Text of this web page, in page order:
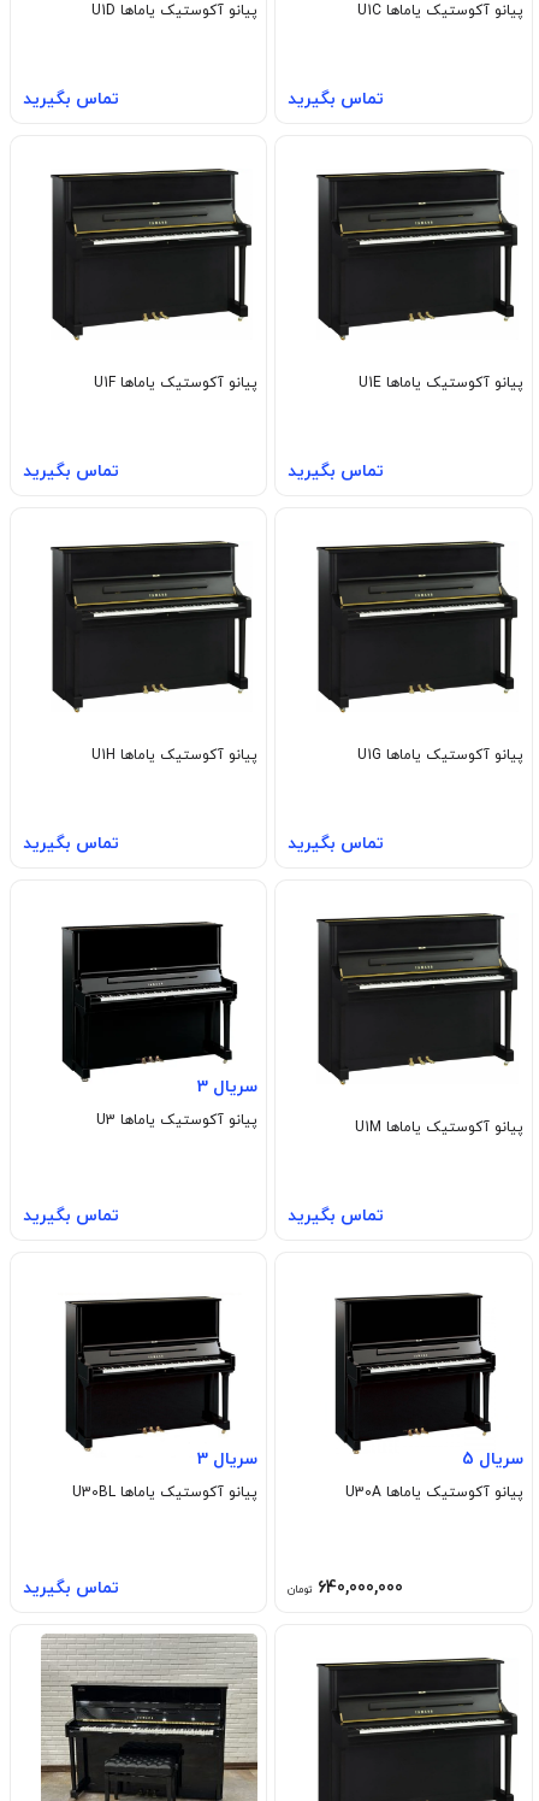
پیانو آکوستیک یاماها U1C
تماس بگیرید
پیانو آکوستیک یاماها U1D
تماس بگیرید
پیانو آکوستیک یاماها U1E
تماس بگیرید
پیانو آکوستیک یاماها U1F
تماس بگیرید
پیانو آکوستیک یاماها U1G
تماس بگیرید
پیانو آکوستیک یاماها U1H
تماس بگیرید
پیانو آکوستیک یاماها U1M
تماس بگیرید
سریال 3
پیانو آکوستیک یاماها U3
تماس بگیرید
سریال 5
پیانو آکوستیک یاماها U30A
640,000,000 تومان
سریال 3
پیانو آکوستیک یاماها U30BL
تماس بگیرید